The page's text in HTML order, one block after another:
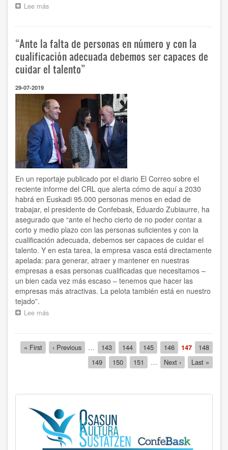
Lee más
de
Riesgos
Laborales”
“Ante la falta de personas en número y con la
cualificación adecuada debemos ser capaces de
cuidar el talento”
29-07-2019
En un reportaje publicado por el diario El Correo sobre el
reciente informe del CRL que alerta cómo de aquí a 2030
habrá en Euskadi 95.000 personas menos en edad de
trabajar, el presidente de Confebask, Eduardo Zubiaurre, ha
asegurado que “ante el hecho cierto de no poder contar a
corto y medio plazo con las personas suficientes y con la
cualificación adecuada, debemos ser capaces de cuidar el
talento. Y en esta tarea, la empresa vasca está directamente
apelada: para generar, atraer y mantener en nuestras
empresas a esas personas cualificadas que necesitamos –
un bien cada vez más escaso – tenemos que hacer las
empresas más atractivas. La pelota también está en nuestro
tejado”.
Lee más
falta
de
con
cualificación
adecuada
debemos
ser
Paginación
Primera
página
« First
Página
anterior
‹ Previous … Página
143 Página
144 Página
145 Página
146
Página
actual
147 Página
148
Página
149 Página
150 Página
151 …
Siguiente
página
Next ›
Última
página
Last »